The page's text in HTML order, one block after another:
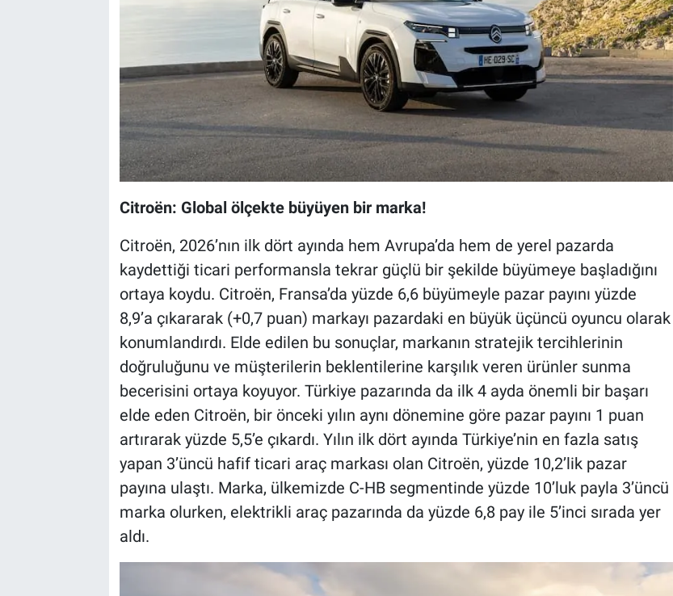
Citroën: Global ölçekte büyüyen bir marka!
Citroën, 2026’nın ilk dört ayında hem Avrupa’da hem de yerel pazarda
kaydettiği ticari performansla tekrar güçlü bir şekilde büyümeye başladığını
ortaya koydu. Citroën, Fransa’da yüzde 6,6 büyümeyle pazar payını yüzde
8,9’a çıkararak (+0,7 puan) markayı pazardaki en büyük üçüncü oyuncu olarak
konumlandırdı. Elde edilen bu sonuçlar, markanın stratejik tercihlerinin
doğruluğunu ve müşterilerin beklentilerine karşılık veren ürünler sunma
becerisini ortaya koyuyor. Türkiye pazarında da ilk 4 ayda önemli bir başarı
elde eden Citroën, bir önceki yılın aynı dönemine göre pazar payını 1 puan
artırarak yüzde 5,5’e çıkardı. Yılın ilk dört ayında Türkiye’nin en fazla satış
yapan 3’üncü hafif ticari araç markası olan Citroën, yüzde 10,2’lik pazar
payına ulaştı. Marka, ülkemizde C-HB segmentinde yüzde 10’luk payla 3’üncü
marka olurken, elektrikli araç pazarında da yüzde 6,8 pay ile 5’inci sırada yer
aldı.